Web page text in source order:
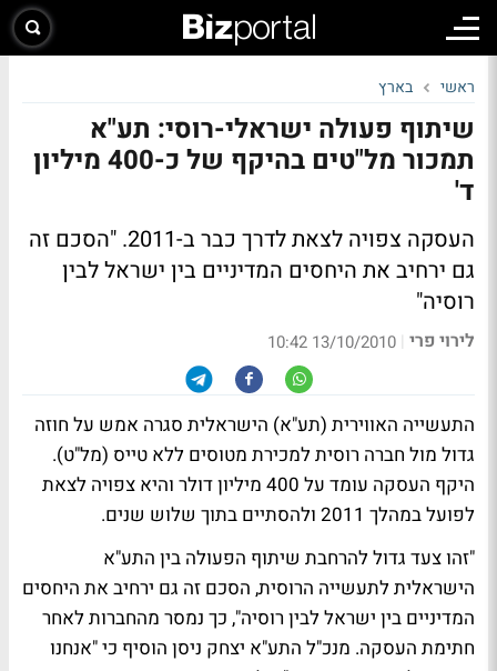
ראשי בארץ
שיתוף פעולה ישראלי-רוסי: תע"א
תמכור מל"טים בהיקף של כ-400 מיליון
ד'
העסקה צפויה לצאת לדרך כבר ב-2011. "הסכם זה
גם ירחיב את היחסים המדיניים בין ישראל לבין
רוסיה"
לירוי פרי |
13/10/2010 10:42
התעשייה האווירית (תע"א) הישראלית סגרה אמש על חוזה
גדול מול חברה רוסית למכירת מטוסים ללא טייס (מל"ט).
היקף העסקה עומד על 400 מיליון דולר והיא צפויה לצאת
לפועל במהלך 2011 ולהסתיים בתוך שלוש שנים.
"זהו צעד גדול להרחבת שיתוף הפעולה בין התע"א
הישראלית לתעשייה הרוסית, הסכם זה גם ירחיב את היחסים
המדיניים בין ישראל לבין רוסיה", כך נמסר מהחברות לאחר
חתימת העסקה. מנכ"ל התע"א יצחק ניסן הוסיף כי "אנחנו